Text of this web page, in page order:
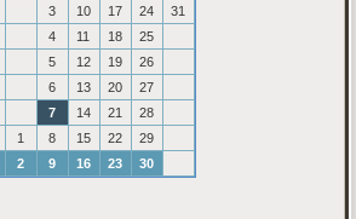
3 10 17 24
31
4 11 18
25
5 12 19
26
6 13 20
27
7 14 21
28
1 8 15 22
29
2 9 16 23 30